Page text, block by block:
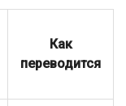
Как
переводится